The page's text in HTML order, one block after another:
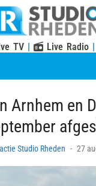
TV | Live Radio |
Arnhem en
Studio Rheden 27